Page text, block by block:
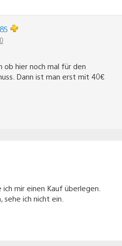
ob hier noch mal für den
Dann ist man erst mit 40€
mir einen Kauf überlegen.
sehe ich nicht ein.